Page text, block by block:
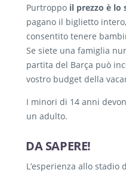
Purtroppo il prezzo è lo
pagano il biglietto
consentito tenere
Se siete una famiglia
partita del Barça può
vostro budget della
I minori di 14 anni
un adulto.
DA SAPERE!
L’esperienza allo stadio